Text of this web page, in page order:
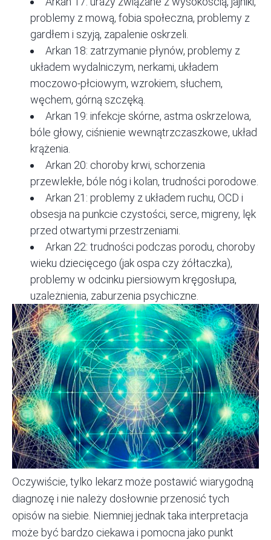
problemy z mową, fobia społeczna, problemy z
gardłem i szyją, zapalenie oskrzeli.
Arkan 18: zatrzymanie płynów, problemy z
układem wydalniczym, nerkami, układem
moczowo-płciowym, wzrokiem, słuchem,
węchem, górną szczęką.
Arkan 19: infekcje skórne, astma oskrzelowa,
bóle głowy, ciśnienie wewnątrzczaszkowe, układ
krążenia.
Arkan 20: choroby krwi, schorzenia
przewlekłe, bóle nóg i kolan, trudności porodowe.
Arkan 21: problemy z układem ruchu, OCD i
obsesja na punkcie czystości, serce, migreny, lęk
przed otwartymi przestrzeniami.
Arkan 22: trudności podczas porodu, choroby
wieku dziecięcego (jak ospa czy żółtaczka),
problemy w odcinku piersiowym kręgosłupa,
uzależnienia, zaburzenia psychiczne.
Oczywiście, tylko lekarz może postawić wiarygodną
diagnozę i nie należy dosłownie przenosić tych
opisów na siebie. Niemniej jednak taka interpretacja
może być bardzo ciekawa i pomocna jako punkt